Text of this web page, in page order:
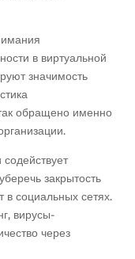
в виртуальной
значимость
обращено именно
закрытость
в социальных сетях.
вирусы-
через